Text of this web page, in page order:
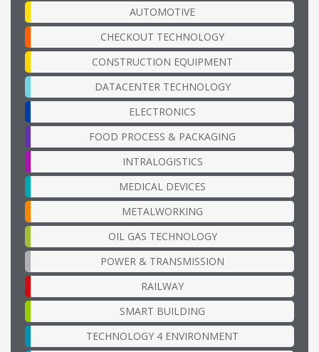
AUTOMOTIVE
CHECKOUT TECHNOLOGY
CONSTRUCTION EQUIPMENT
DATACENTER TECHNOLOGY
ELECTRONICS
FOOD PROCESS & PACKAGING
INTRALOGISTICS
MEDICAL DEVICES
METALWORKING
OIL GAS TECHNOLOGY
POWER & TRANSMISSION
RAILWAY
SMART BUILDING
TECHNOLOGY 4 ENVIRONMENT